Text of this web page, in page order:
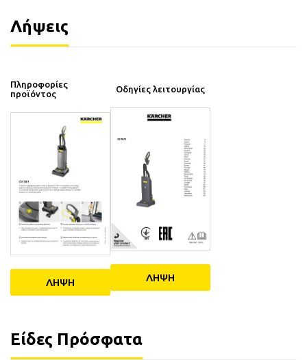
Λήψεις
Πληροφορίες
προϊόντος
ΛΗΨΗ
Οδηγίες λειτουργίας
ΛΗΨΗ
Είδες Πρόσφατα